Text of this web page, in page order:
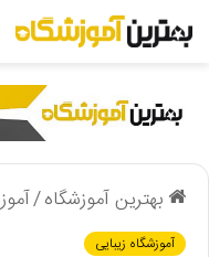
بهترین آموزشگاه/
آموزشگاه زیبایی